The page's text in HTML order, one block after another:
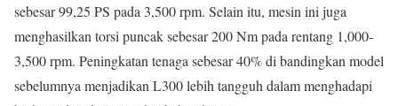
sebesar 99,25 PS pada 3,500 rpm. Selain itu, mesin ini juga
menghasilkan torsi puncak sebesar 200 Nm pada rentang 1,000-
3,500 rpm. Peningkatan tenaga sebesar 40% di bandingkan model
sebelumnya menjadikan L300 lebih tangguh dalam menghadapi